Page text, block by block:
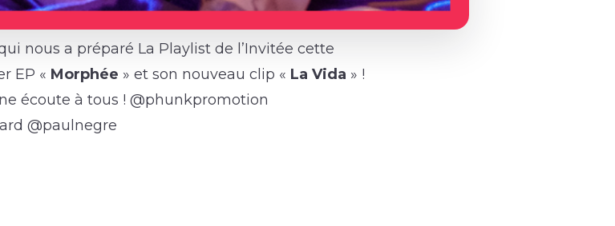
nous a préparé La Playlist de l’Invitée cette
EP « Morphée » et son nouveau clip « La Vida » !
écoute à tous ! @phunkpromotion
@paulnegre